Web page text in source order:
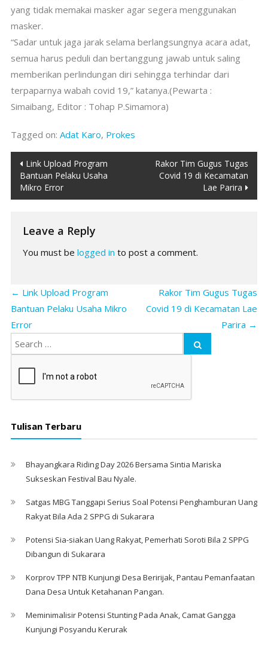
yang tidak memakai masker agar segera menggunakan
masker.
“Sadar untuk jaga jarak selama berlangsungnya acara adat,
semua harus peduli dan bertanggung jawab untuk saling
memberikan perlindungan diri sehingga terhindar dari
terpaparnya wabah covid 19,” katanya.(Pewarta :
Simaibang, Editor : Tohap P.Simamora)
Tagged on: Adat Karo, Prokes
Post
navigation
Link Upload Program
Bantuan Pelaku Usaha
Mikro Error
Rakor Tim Gugus Tugas
Covid 19 di Kecamatan
Lae Parira
Leave a Reply
You must be logged in to post a comment.
← Link Upload Program
Bantuan Pelaku Usaha Mikro
Error
Rakor Tim Gugus Tugas
Covid 19 di Kecamatan Lae
Parira →
Tulisan Terbaru
Bhayangkara Riding Day 2026 Bersama Sintia Mariska
Sukseskan Festival Bau Nyale. ‎
Satgas MBG Tanggapi Serius Soal Potensi Penghamburan Uang
Rakyat Bila Ada 2 SPPG di Sukarara
Potensi Sia-siakan Uang Rakyat, Pemerhati Soroti Bila 2 SPPG
Dibangun di Sukarara
Korprov TPP NTB Kunjungi Desa Beririjak, Pantau Pemanfaatan
Dana Desa Untuk Ketahanan Pangan.
Meminimalisir Potensi Stunting Pada Anak, Camat Gangga
Kunjungi Posyandu Kerurak